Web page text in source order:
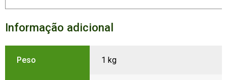
Informação adicional
Peso 1 kg